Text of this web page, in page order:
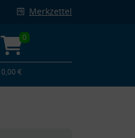
Merkzettel
0
0,00 €